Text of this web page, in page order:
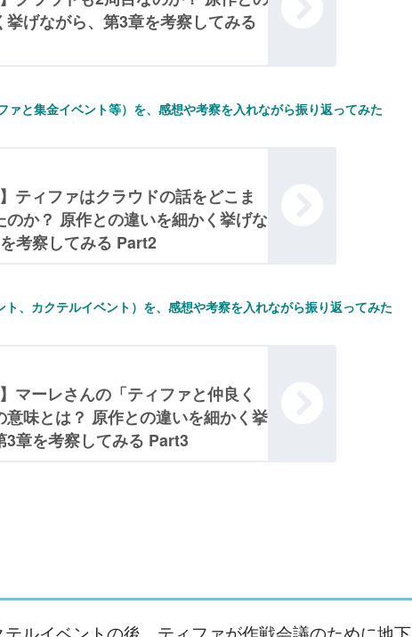
挙げながら、第3章を考察してみる
と集金イベント等）を、感想や考察を入れながら振り返ってみた
】ティファはクラウドの話をどこま
のか？ 原作との違いを細かく挙げな
考察してみる Part2
、カクテルイベント）を、感想や考察を入れながら振り返ってみた
マーレさんの「ティファと仲良く
意味とは？ 原作との違いを細かく挙
3章を考察してみる Part3